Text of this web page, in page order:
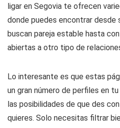
ligar en Segovia te ofrecen
donde puedes encontrar desde
buscan pareja estable hasta
abiertas a otro tipo de
Lo interesante es que estas
un gran número de perfiles en
las posibilidades de que des
quieres. Solo necesitas filtrar